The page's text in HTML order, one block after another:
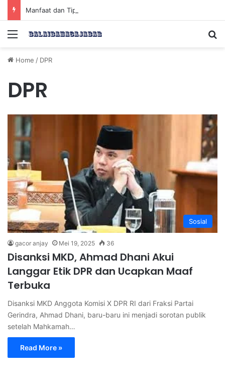
Manfaat dan Tips Puasa untuk Kesehatan Optimal
Menu
Home / DPR
DPR
Sosial
gacor anjay Mei 19, 2025 36
Disanksi MKD, Ahmad Dhani Akui
Langgar Etik DPR dan Ucapkan Maaf
Terbuka
Disanksi MKD Anggota Komisi X DPR RI dari Fraksi Partai
Gerindra, Ahmad Dhani, baru-baru ini menjadi sorotan publik
setelah Mahkamah…
Read More »